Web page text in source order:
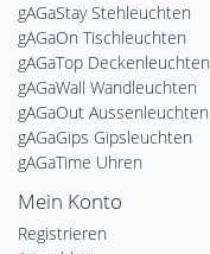
gAGaStay Stehleuchten
gAGaOn Tischleuchten
gAGaTop Deckenleuchten
gAGaWall Wandleuchten
gAGaOut Aussenleuchten
gAGaGips Gipsleuchten
gAGaTime Uhren
Mein Konto
Registrieren